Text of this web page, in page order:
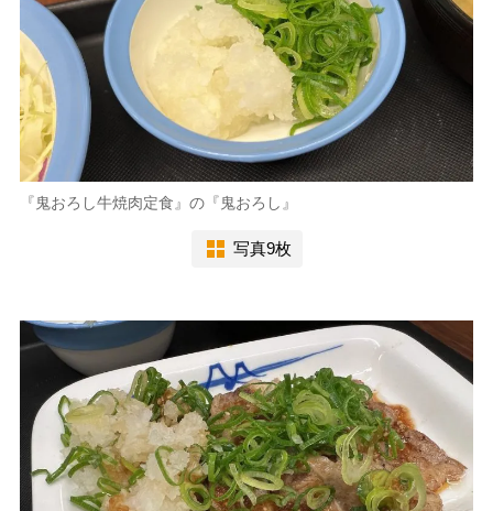
『鬼おろし牛焼肉定食』の『鬼おろし』
写真9枚